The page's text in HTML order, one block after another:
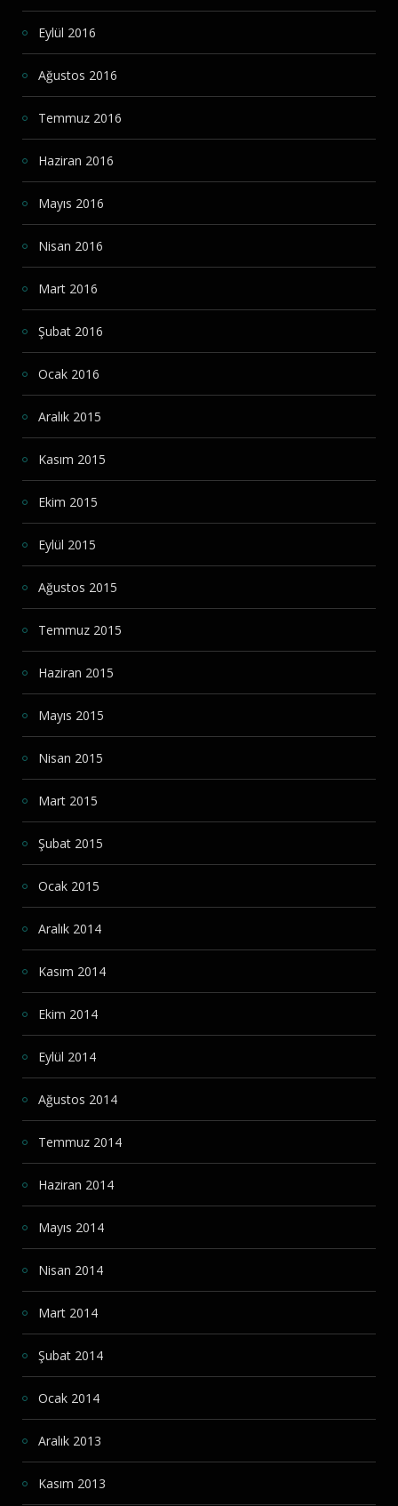
Eylül 2016
Ağustos 2016
Temmuz 2016
Haziran 2016
Mayıs 2016
Nisan 2016
Mart 2016
Şubat 2016
Ocak 2016
Aralık 2015
Kasım 2015
Ekim 2015
Eylül 2015
Ağustos 2015
Temmuz 2015
Haziran 2015
Mayıs 2015
Nisan 2015
Mart 2015
Şubat 2015
Ocak 2015
Aralık 2014
Kasım 2014
Ekim 2014
Eylül 2014
Ağustos 2014
Temmuz 2014
Haziran 2014
Mayıs 2014
Nisan 2014
Mart 2014
Şubat 2014
Ocak 2014
Aralık 2013
Kasım 2013